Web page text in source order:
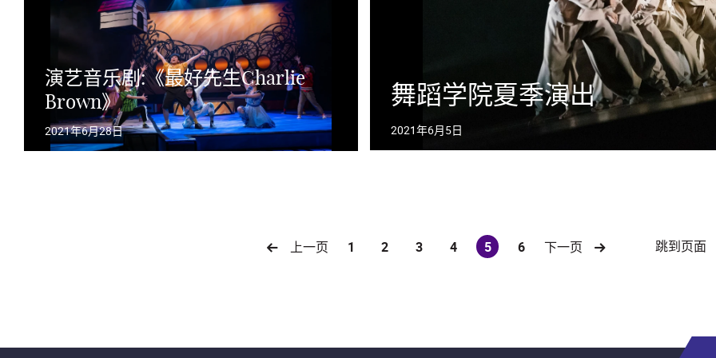
演艺音乐剧:《最好先生Charlie
Brown》
2021年6月28日
舞蹈学院夏季演出
2021年6月5日
上一页 1 2 3 4 5
(current)
6 下一页 跳到页面